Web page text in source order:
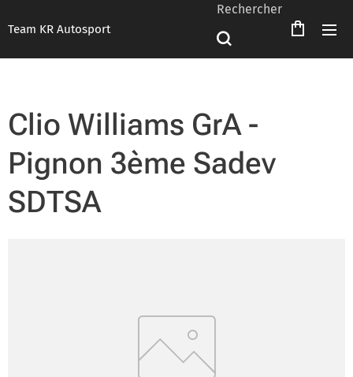
Team KR Autosport
Rechercher
Clio Williams GrA -
Pignon 3ème Sadev
SDTSA